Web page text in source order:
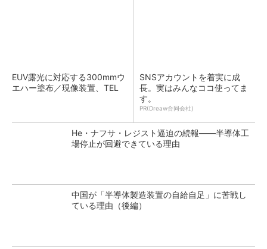
EUV露光に対応する300mmウ
エハー塗布／現像装置、TEL
SNSアカウントを着実に成
長。実はみんなココ使ってま
す。
PR(Dreaw合同会社)
He・ナフサ・レジスト逼迫の続報――半導体工
場停止が回避できている理由
中国が「半導体製造装置の自給自足」に苦戦し
ている理由（後編）